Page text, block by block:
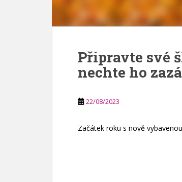
Připravte své
nechte ho
22/08/2023
Začátek roku s nově